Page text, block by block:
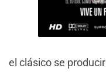
el clásico se